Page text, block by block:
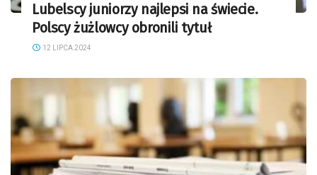
Lubelscy juniorzy najlepsi na świecie.
Polscy żużlowcy obronili tytuł
12 LIPCA 2024